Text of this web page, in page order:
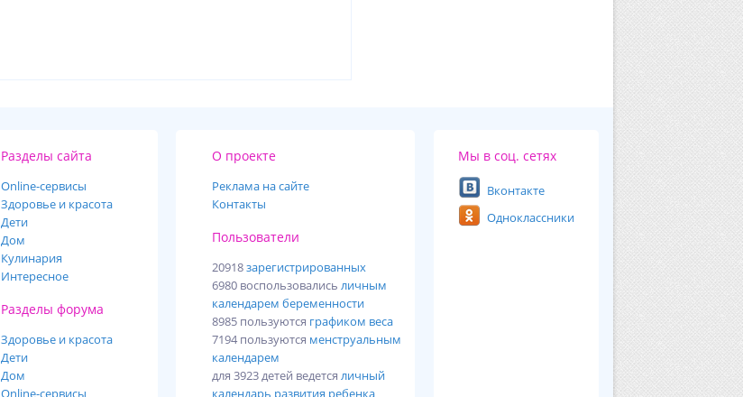
Разделы сайта
Online-cервисы
Здоровье и красота
Дети
Дом
Кулинария
Интересное
Разделы форума
Здоровье и красота
Дети
Дом
Online-сервисы
О проекте
Реклама на сайте
Контакты
Пользователи
20918зарегистрированных
6980 воспользовалисьличным
календарем беременности
8985 пользуются графиком веса
7194 пользуются менструальным
календарем
для 3923 детей ведетсяличный
календарь развития ребенка
Мы в соц. сетях
Вконтакте
Одноклассники